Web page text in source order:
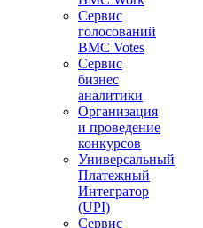
Сервис
голосований
BMC Votes
Сервис
бизнес
аналитики
Организация
и проведение
конкурсов
Универсальный
Платежный
Интегратор
(UPI)
Сервис